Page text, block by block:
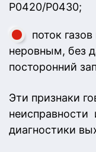
Р0420/Р0430;
поток
неровным, без
посторонний
Эти признаки
неисправности
диагностики